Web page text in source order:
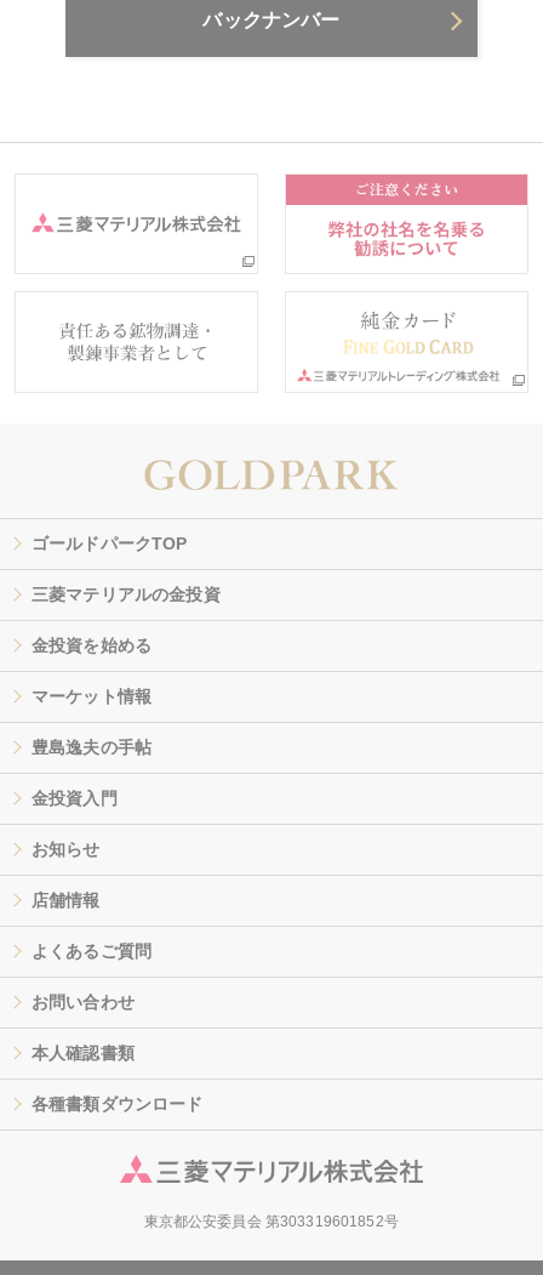
バックナンバー
ゴールドパークTOP
三菱マテリアルの金投資
金投資を始める
マーケット情報
豊島逸夫の手帖
金投資入門
お知らせ
店舗情報
よくあるご質問
お問い合わせ
本人確認書類
各種書類ダウンロード
東京都公安委員会 第303319601852号